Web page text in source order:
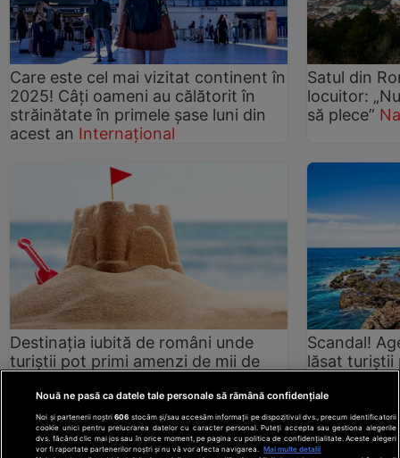
Care este cel mai vizitat continent în
2025! Câți oameni au călătorit în
străinătate în primele șase luni din
acest an Internațional
Satul din
locuitor:
să plece”
Destinația iubită de români unde
turiștii pot primi amenzi de mii de
fost interzise Internațional
Scandal!
lăsat turiștii
mai bine nu
Nouă ne pasă ca datele tale personale să rămână confidențiale
Noi și partenerii noștri606 stocăm și/sau accesăm informații pe dispozitivul dvs., precum identificatorii
cookie unici pentru prelucrarea datelor cu caracter personal. Puteți accepta sau gestiona alegerile
dvs. făcând clic mai jos sau în orice moment, pe pagina cu politica de confidențialitate. Aceste alegeri
vor fi raportate partenerilor noștri și nu vă vor afecta navigarea.
Mai multe detalii